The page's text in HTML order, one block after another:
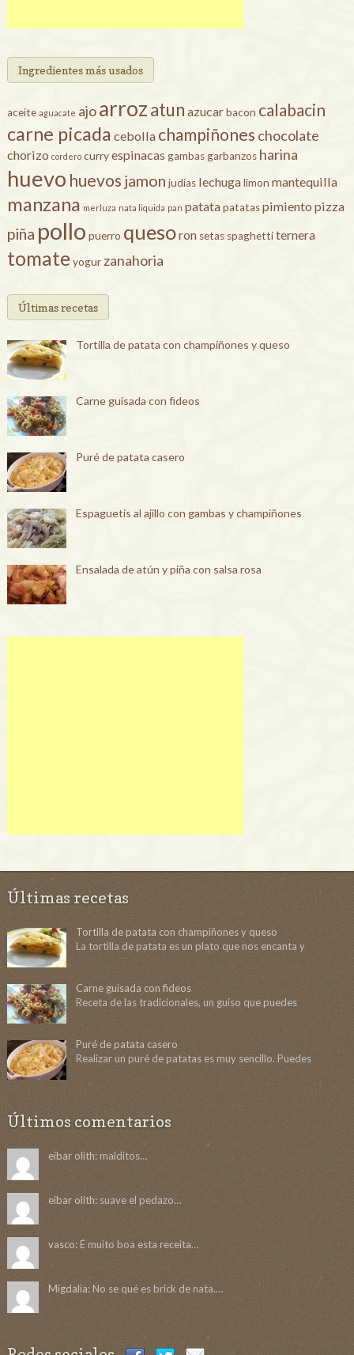
Ingredientes más usados
aceite aguacate ajoarrozatun azucarbacon calabacin
carne picada cebolla champiñones chocolate
chorizo cordero curryespinacas gambas garbanzos harina
huevo huevos jamon judias lechugalimon mantequilla
manzana merluza nata liquida pan patatapatataspimiento pizza
piña pollo puerro quesoron setas spaghettiternera
tomateyogur zanahoria
Últimas recetas
Tortilla de patata con champiñones y queso
Carne guisada con fideos
Puré de patata casero
Espaguetis al ajillo con gambas y champiñones
Ensalada de atún y piña con salsa rosa
Últimas recetas
Tortilla de patata con champiñones y queso
La tortilla de patata es un plato que nos encanta y
Carne guisada con fideos
Receta de las tradicionales, un guiso que puedes
Puré de patata casero
Realizar un puré de patatas es muy sencillo. Puedes
Últimos comentarios
eibar olith:malditos…
eibar olith:suave el pedazo…
vasco:É muito boa esta receita…
Migdalia:No se qué es brick de nata.…